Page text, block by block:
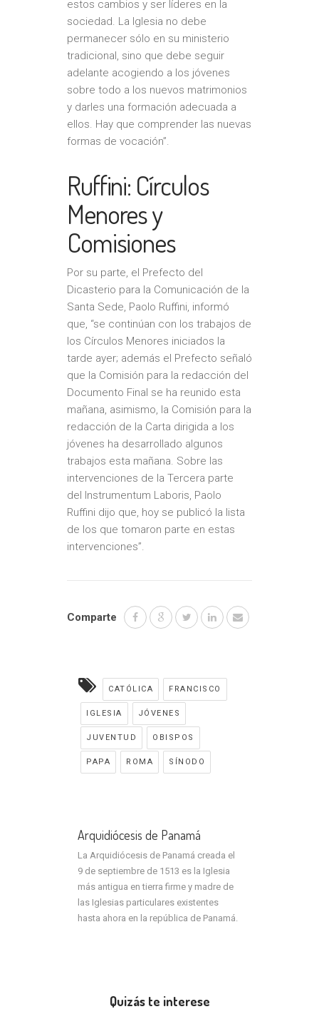
estos cambios y ser líderes en la
sociedad. La Iglesia no debe
permanecer sólo en su ministerio
tradicional, sino que debe seguir
adelante acogiendo a los jóvenes
sobre todo a los nuevos matrimonios
y darles una formación adecuada a
ellos. Hay que comprender las nuevas
formas de vocación”.
Ruffini: Círculos
Menores y
Comisiones
Por su parte, el Prefecto del
Dicasterio para la Comunicación de la
Santa Sede, Paolo Ruffini, informó
que, “se continúan con los trabajos de
los Círculos Menores iniciados la
tarde ayer; además el Prefecto señaló
que la Comisión para la redacción del
Documento Final se ha reunido esta
mañana, asimismo, la Comisión para la
redacción de la Carta dirigida a los
jóvenes ha desarrollado algunos
trabajos esta mañana. Sobre las
intervenciones de la Tercera parte
del Instrumentum Laboris , Paolo
Ruffini dijo que, hoy se publicó la lista
de los que tomaron parte en estas
intervenciones”.
Comparte
CATÓLICA FRANCISCO
IGLESIA JÓVENES
JUVENTUD OBISPOS
PAPA ROMA SÍNODO
Arquidiócesis de Panamá
La Arquidiócesis de Panamá creada el
9 de septiembre de 1513 es la Iglesia
más antigua en tierra firme y madre de
las Iglesias particulares existentes
hasta ahora en la república de Panamá.
Quizás te interese